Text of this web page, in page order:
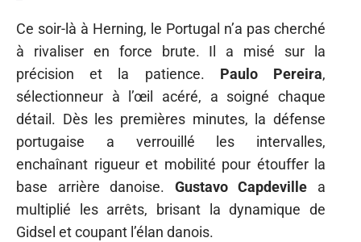
Ce soir-là à Herning, le Portugal n’a pas cherché
à rivaliser en force brute. Il a misé sur la
précision et la patience. Paulo Pereira,
sélectionneur à l’œil acéré, a soigné chaque
détail. Dès les premières minutes, la défense
portugaise a verrouillé les intervalles,
enchaînant rigueur et mobilité pour étouffer la
base arrière danoise. Gustavo Capdeville a
multiplié les arrêts, brisant la dynamique de
Gidsel et coupant l’élan danois.